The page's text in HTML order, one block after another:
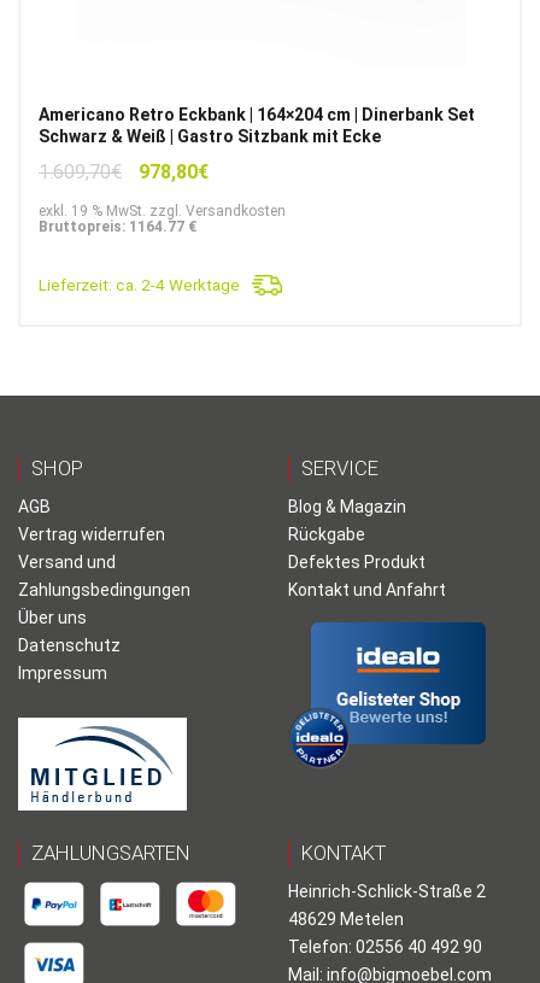
Americano Retro Eckbank | 164×204 cm | Dinerbank Set
Schwarz & Weiß | Gastro Sitzbank mit Ecke
1.609,70€
Ursprünglicher
war:
978,80€Aktueller
ist:
exkl. 19 % MwSt. zzgl. Versandkosten
Bruttopreis: 1164.77 €
Lieferzeit: ca. 2-4 Werktage
SHOP
AGB
Vertrag widerrufen
Versand und
Zahlungsbedingungen
Über uns
Datenschutz
Impressum
SERVICE
Blog & Magazin
Rückgabe
Defektes Produkt
Kontakt und Anfahrt
ZAHLUNGSARTEN KONTAKT
Heinrich-Schlick-Straße 2
48629 Metelen
Telefon: 02556 40 492 90
Mail: info@bigmoebel.com